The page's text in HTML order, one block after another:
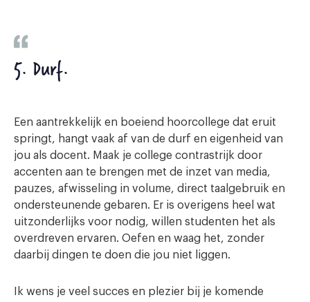
5. Durf.
Een aantrekkelijk en boeiend hoorcollege dat eruit
springt, hangt vaak af van de durf en eigenheid van
jou als docent. Maak je college contrastrijk door
accenten aan te brengen met de inzet van media,
pauzes, afwisseling in volume, direct taalgebruik en
ondersteunende gebaren. Er is overigens heel wat
uitzonderlijks voor nodig, willen studenten het als
overdreven ervaren. Oefen en waag het, zonder
daarbij dingen te doen die jou niet liggen.
Ik wens je veel succes en plezier bij je komende